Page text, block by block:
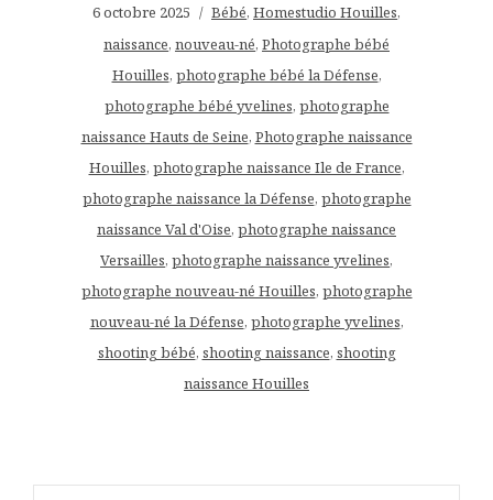
6 octobre 2025 Bébé, Homestudio Houilles,
naissance, nouveau-né, Photographe bébé
Houilles, photographe bébé la Défense,
photographe bébé yvelines, photographe
naissance Hauts de Seine, Photographe naissance
Houilles, photographe naissance Ile de France,
photographe naissance la Défense, photographe
naissance Val d'Oise, photographe naissance
Versailles, photographe naissance yvelines,
photographe nouveau-né Houilles, photographe
nouveau-né la Défense, photographe yvelines,
shooting bébé, shooting naissance, shooting
naissance Houilles